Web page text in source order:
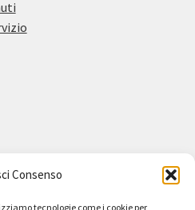
Consenso
tecnologie come i cookie per